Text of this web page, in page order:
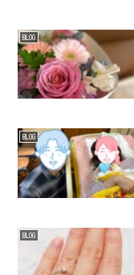
BLOG
BLOG
BLOG